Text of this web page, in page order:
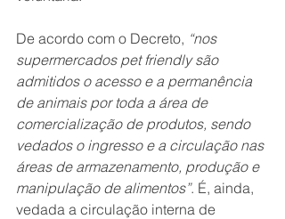
De acordo com o Decreto, “nos
supermercados pet friendly são
admitidos o acesso e a permanência
de animais por toda a área de
comercialização de produtos, sendo
vedados o ingresso e a circulação nas
áreas de armazenamento, produção e
manipulação de alimentos”. É, ainda,
vedada a circulação interna de